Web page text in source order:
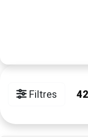
Filtres